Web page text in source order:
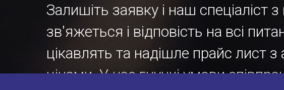
Залишіть заявку і наш спеціаліст
зв'яжеться і відповість на всі
цікавлять та надішле прайс лист
цінами. У нас гнучкі умови